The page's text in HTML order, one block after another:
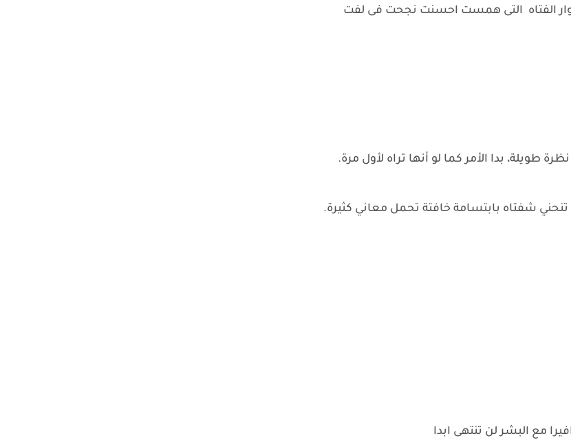
الفتاه التى همست احسنت نجحت فى لفت
طويلة، بدا الأمر كما لو أنها تراه لأول مرة.
شفتاه بابتسامة خافتة تحمل معاني كثيرة.
مع البشر لن تنتهى ابدا